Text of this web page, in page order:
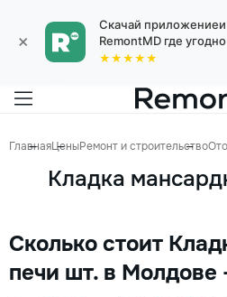
×
Скачай приложениеи
RemontMD где угодно
★★★★★
ГлавнаяЦеныРемонт и строительство
Кладка
Сколько стоит
печи шт. в Молдове